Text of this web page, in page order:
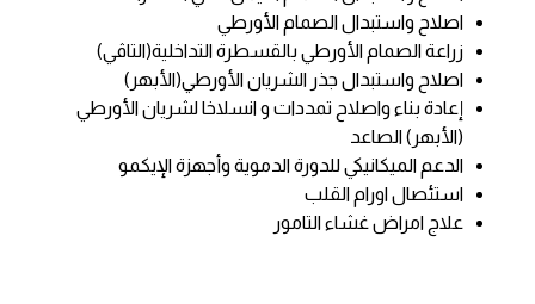
اصلاح واستبدال الصمام الأورطي
زراعة الصمام الأورطي بالقسطرة التداخلية(التاڤي)
اصلاح واستبدال جذر الشريان الأورطي(الأبهر)
إعادة بناء واصلاح تمددات و انسلاخا لشريان الأورطي
(الأبهر) الصاعد
الدعم الميكانيكي للدورة الدموية وأجهزة الإيكمو
استئصال اورام القلب
علاج امراض غشاء التامور